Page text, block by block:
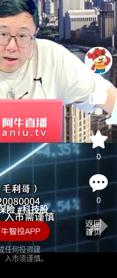
8
0
0
险 #科技股
任何投资建
市须谨慎。